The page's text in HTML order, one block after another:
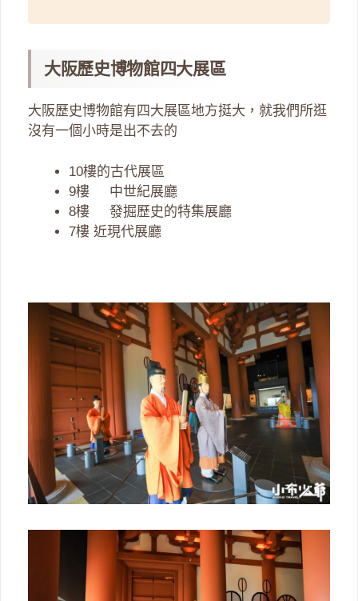
大阪歷史博物館四大展區
大阪歷史博物館有四大展區地方挺大，就我們所逛
沒有一個小時是出不去的
10樓的古代展區
9樓 中世紀展廳
8樓 發掘歷史的特集展廳
7樓 近現代展廳